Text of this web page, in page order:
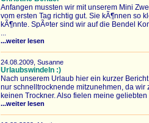
Anfangen mussten wir mit unserem Mini
vom ersten Tag richtig gut. Sie kÃ¶nnen so
kÃ¶nnte. SpÃ¤ter sind wir auf die Bendel
...
...weiter lesen
24.08.2009, Susanne
Urlaubswindeln :)
Nach unserem Urlaub hier ein kurzer
nur schnelltrocknende mitzunehmen, da
keinen Trockner. Also fielen meine
...weiter lesen